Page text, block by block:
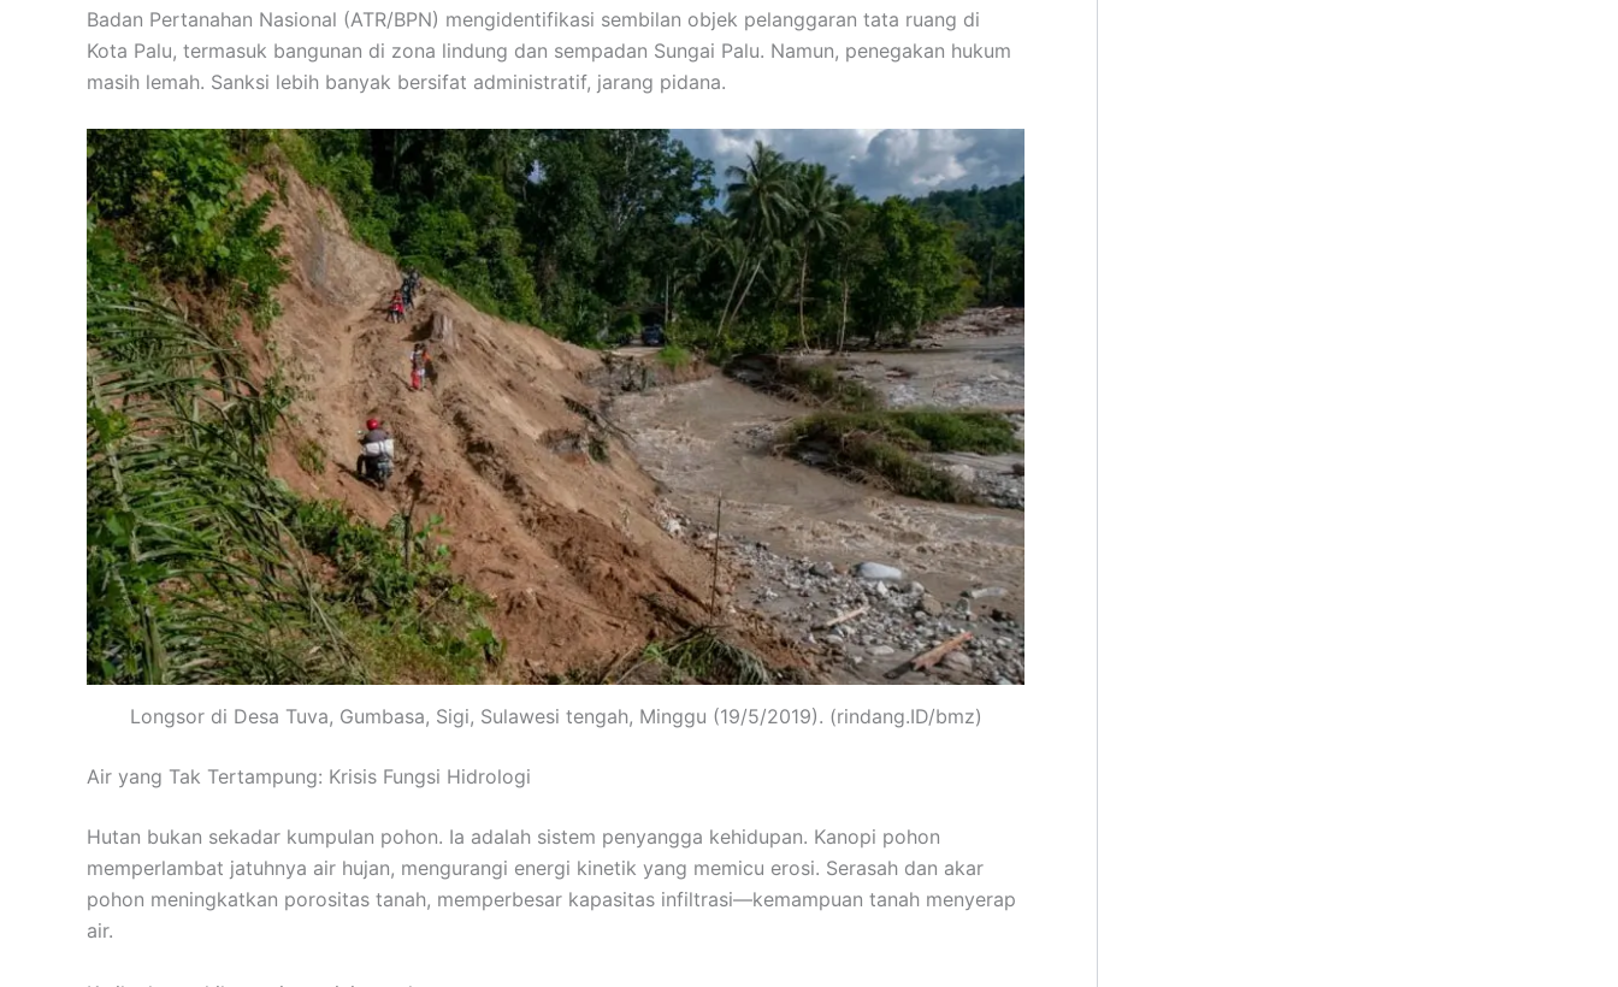
Badan Pertanahan Nasional (ATR/BPN) mengidentifikasi sembilan objek pelanggaran tata ruang di
Kota Palu, termasuk bangunan di zona lindung dan sempadan Sungai Palu. Namun, penegakan hukum
masih lemah. Sanksi lebih banyak bersifat administratif, jarang pidana.
Longsor di Desa Tuva, Gumbasa, Sigi, Sulawesi tengah, Minggu (19/5/2019). (rindang.ID/bmz)
Air yang Tak Tertampung: Krisis Fungsi Hidrologi
Hutan bukan sekadar kumpulan pohon. Ia adalah sistem penyangga kehidupan. Kanopi pohon
memperlambat jatuhnya air hujan, mengurangi energi kinetik yang memicu erosi. Serasah dan akar
pohon meningkatkan porositas tanah, memperbesar kapasitas infiltrasi—kemampuan tanah menyerap
air.